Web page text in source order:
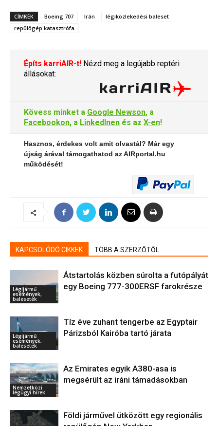
CÍMKÉK Boeing 707 Irán
légiközlekedési baleset
repülőgép katasztrófa
Építs karriAIR-t! Nézd meg a legújabb reptéri
állásokat:
Kövess minket a Google Newson, a
Facebookon, a LinkedInen és az X-en!
Hasznos, érdekes volt amit olvastál? Már egy
újság árával támogathatod az AIRportal.hu
működését!
KAPCSOLÓDÓ CIKKEK TÖBB A SZERZŐTŐL
Légijármű
események,
balesetek
Átstartolás közben súrolta a futópályát
egy Boeing 777-300ERSF farokrésze
Légijármű
események,
balesetek
Tíz éve zuhant tengerbe az Egyptair
Párizsból Kairóba tartó járata
Nemzetközi
légügyi hírek
Az Emirates egyik A380-asa is
megsérült az iráni támadásokban
Földi járművel ütközött egy regionális